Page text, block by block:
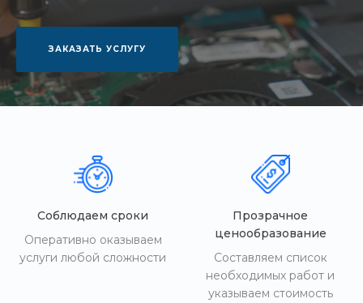
ЗАКАЗАТЬ УСЛУГУ
Соблюдаем сроки
Оперативно оказываем
услуги любой сложности
Прозрачное
ценообразование
Составляем список
необходимых работ и
указываем стоимость